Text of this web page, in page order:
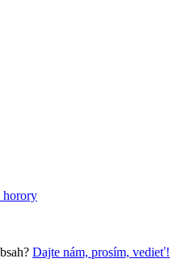
horory
Dajte nám, prosím, vedieť!